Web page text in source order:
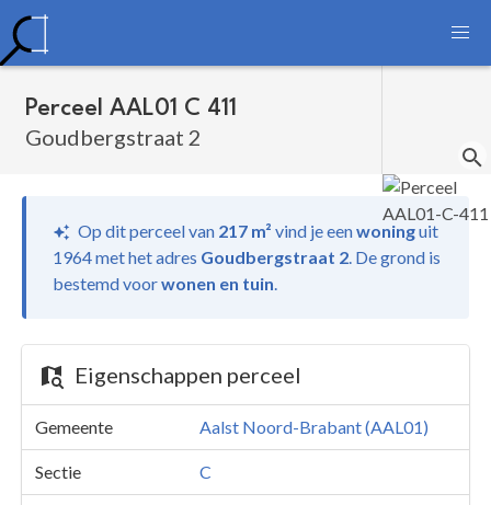
Perceel AAL01 C 411
Goudbergstraat 2
Op dit perceel van 217 m² vind jeeenwoninguit
1964 met het adres Goudbergstraat 2. De grond is
bestemd voorwonen en tuin.
Eigenschappen perceel
Gemeente Aalst Noord-Brabant (AAL01)
Sectie C